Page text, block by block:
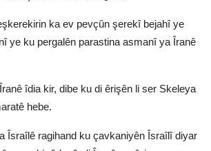
ka ev pevçûn şerekî bejahî ye
ye ku pergalên parastina asmanî ya Îranê
îdia kir, dibe ku di êrişên li ser Skeleya
hebe.
Îsraîlê ragihand ku çavkaniyên Îsraîlî diyar